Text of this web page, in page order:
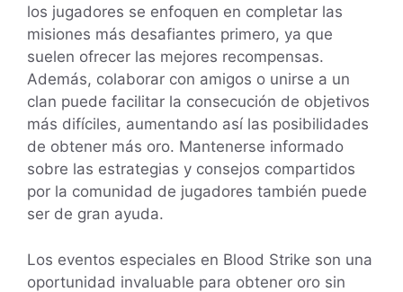
los jugadores se enfoquen en completar las
misiones más desafiantes primero, ya que
suelen ofrecer las mejores recompensas.
Además, colaborar con amigos o unirse a un
clan puede facilitar la consecución de objetivos
más difíciles, aumentando así las posibilidades
de obtener más oro. Mantenerse informado
sobre las estrategias y consejos compartidos
por la comunidad de jugadores también puede
ser de gran ayuda.
Los eventos especiales en Blood Strike son una
oportunidad invaluable para obtener oro sin